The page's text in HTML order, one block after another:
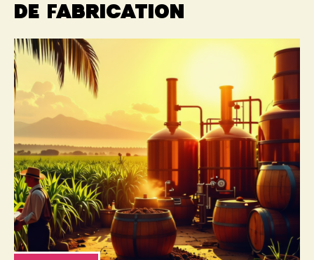
de fabrication